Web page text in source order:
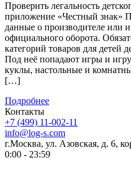
Проверить легальность
приложение «Честный знак»
данные о производителе или
официального оборота.
категорий товаров для детей
Под неё попадают игры и
куклы, настольные и
[…]
Подробнее
Контакты
+7 (499) 11-002-11
info@log-s.com
г.Москва, ул. Азовская, д. 6,
0:00 - 23:59